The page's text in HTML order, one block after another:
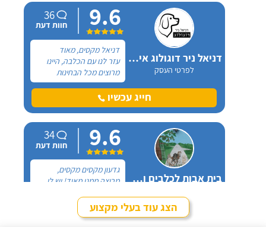
דניאל ניר דוגולוג אילוף כלבים
לפרטי העסק
9.6
36
חוות דעת
דניאל מקסים, מאוד
עזר לנו עם הכלבה, היינו
מרוצים מכל הבחינות
ואנחנו ממליצים בחום. יש
לנו כלבה שהיו לה בעיות
התנהגות שונות וזאת שהכי
אכילה מפח הזבל הביתי.
חייג עכשיו
בית אבות לכלבים ופנסיון חתולים
9.6
34
חוות דעת
גדעון מקסים מקסים,
מרוצה ממנו מאוד! יש לי
שנים, כל פעם שיש לי
נסיעה והיעדרות מהבית,חייג עכשיו
הצג עוד בעלי מקצוע